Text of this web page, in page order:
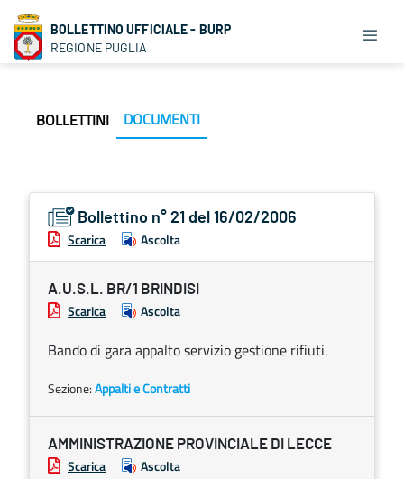
BOLLETTINO UFFICIALE - BURP
REGIONE PUGLIA
BOLLETTINI DOCUMENTI
Bollettino n° 21 del 16/02/2006
Scarica Ascolta
A.U.S.L. BR/1 BRINDISI
Scarica Ascolta
Bando di gara appalto servizio gestione rifiuti.
Sezione:Appalti e Contratti
AMMINISTRAZIONE PROVINCIALE DI LECCE
Scarica Ascolta